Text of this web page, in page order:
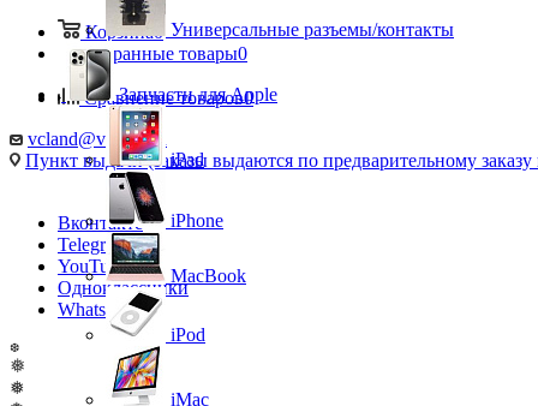
Корзина0
Избранные товары0
Сравнение товаров0
vcland@vcland.ru
Пункт выдачи (заказы выдаются по предварительному заказу
Вконтакте
Telegram
YouTube
Одноклассники
WhatsApp
❆
❅
❅
Универсальные разъемы/контакты
Запчасти для Apple
iPad
iPhone
MacBook
iPod
iMac